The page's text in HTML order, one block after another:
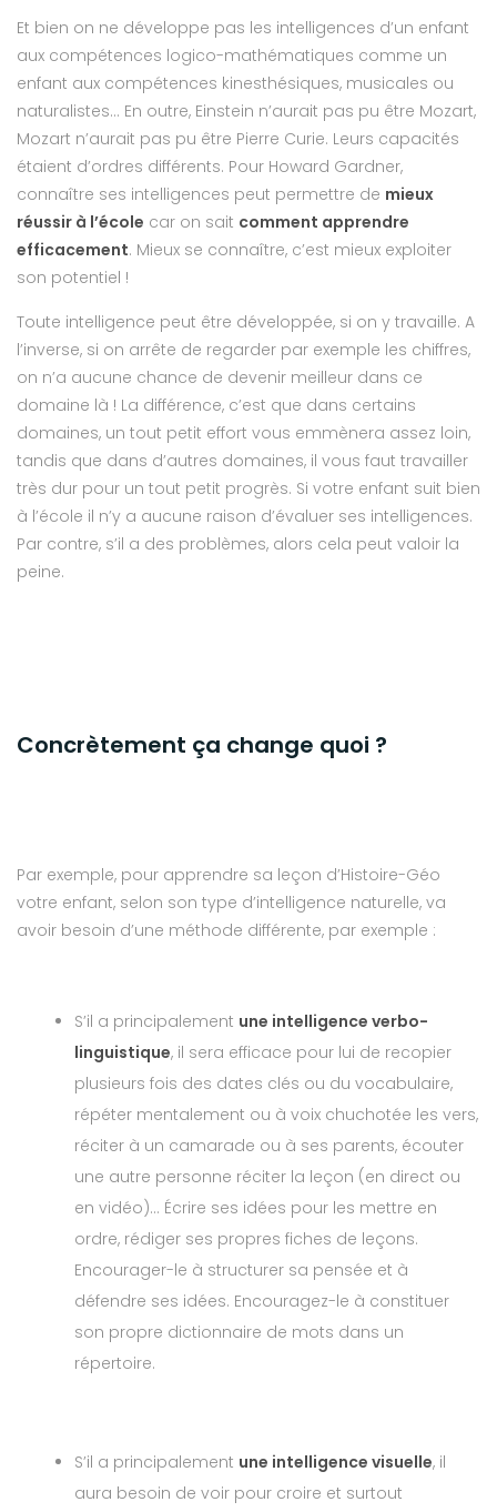
Et bien on ne développe pas les intelligences d’un enfant
aux compétences logico-mathématiques comme un
enfant aux compétences kinesthésiques, musicales ou
naturalistes… En outre, Einstein n’aurait pas pu être Mozart,
Mozart n’aurait pas pu être Pierre Curie. Leurs capacités
étaient d’ordres différents. Pour Howard Gardner,
connaître ses intelligences peut permettre de mieux
réussir à l’école car on sait comment apprendre
efficacement. Mieux se connaître, c’est mieux exploiter
son potentiel !
Toute intelligence peut être développée, si on y travaille. A
l’inverse, si on arrête de regarder par exemple les chiffres,
on n’a aucune chance de devenir meilleur dans ce
domaine là ! La différence, c’est que dans certains
domaines, un tout petit effort vous emmènera assez loin,
tandis que dans d’autres domaines, il vous faut travailler
très dur pour un tout petit progrès. Si votre enfant suit bien
à l’école il n’y a aucune raison d’évaluer ses intelligences.
Par contre, s’il a des problèmes, alors cela peut valoir la
peine.
Concrètement ça change quoi ?
Par exemple, pour apprendre sa leçon d’Histoire-Géo
votre enfant, selon son type d’intelligence naturelle, va
avoir besoin d’une méthode différente, par exemple :
S’il a principalement une intelligence verbo-
linguistique, il sera efficace pour lui de recopier
plusieurs fois des dates clés ou du vocabulaire,
répéter mentalement ou à voix chuchotée les vers,
réciter à un camarade ou à ses parents, écouter
une autre personne réciter la leçon (en direct ou
en vidéo)… Écrire ses idées pour les mettre en
ordre, rédiger ses propres fiches de leçons.
Encourager-le à structurer sa pensée et à
défendre ses idées. Encouragez-le à constituer
son propre dictionnaire de mots dans un
répertoire.
S’il a principalement une intelligence visuelle, il
aura besoin de voir pour croire et surtout